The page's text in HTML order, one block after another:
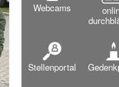
Webcams
Stellenportal